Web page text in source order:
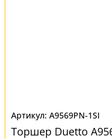
A9569PN-1SI
Торшер Duetto